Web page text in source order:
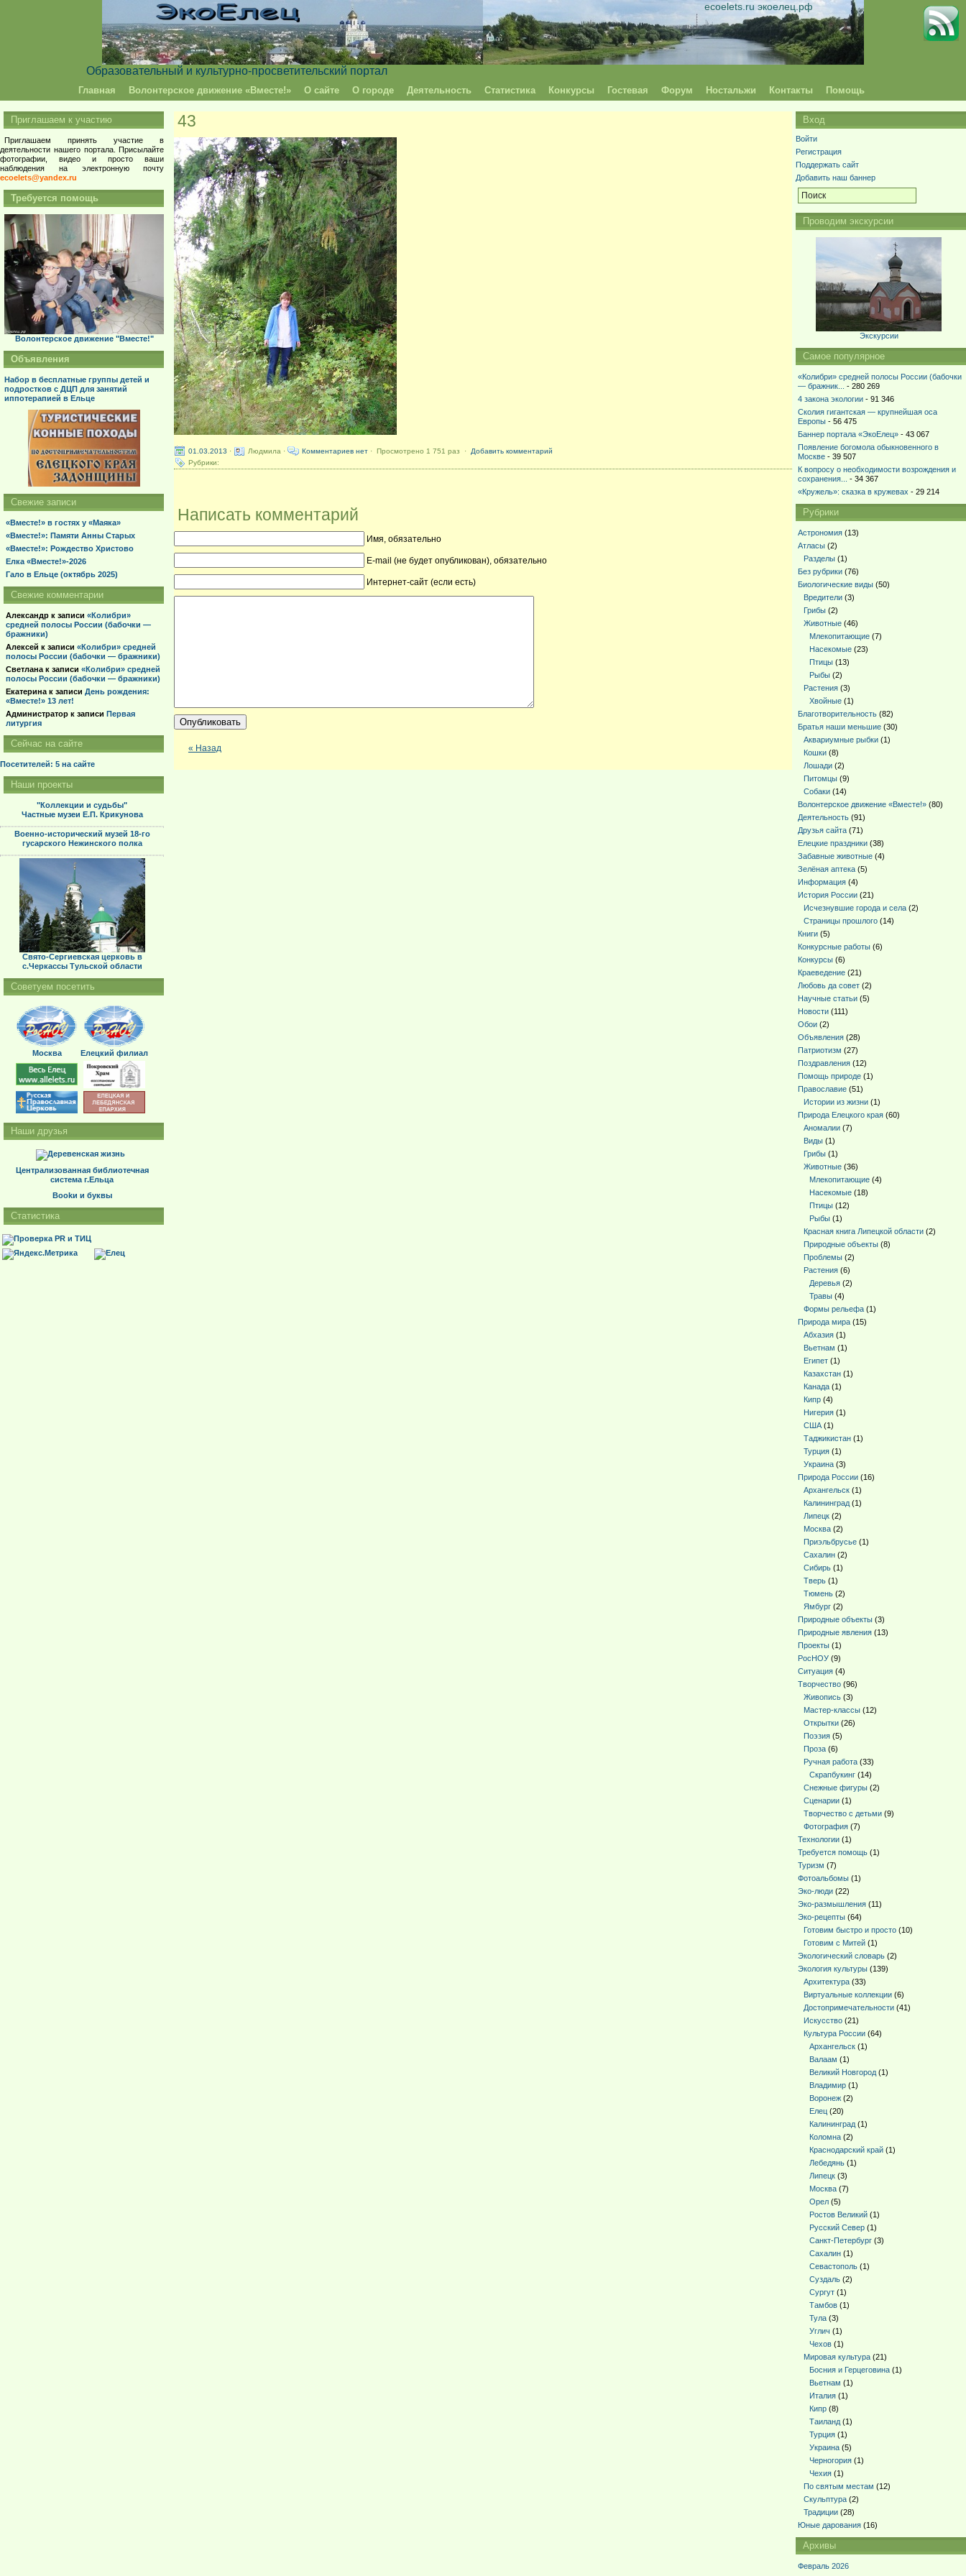
Образовательный и культурно-просветительский портал
ecoelets.ru экоелец.рф
Главная Волонтерское движение «Вместе!» О сайте О городе Деятельность Статистика Конкурсы Гостевая Форум Ностальжи Контакты Помощь
43
01.03.2013 · Людмила · Комментариев нет· Просмотрено 1 751 раз · Добавить комментарий
Рубрики:
Написать комментарий
Имя, обязательно
E-mail (не будет опубликован), обязательно
Интернет-сайт (если есть)
« Назад
Вход
Войти
Регистрация
Поддержать сайт
Добавить наш баннер
Проводим экскурсии
Экскурсии
Самое популярное
«Колибри» средней полосы России (бабочки
— бражник...
- 280 269
4 закона экологии- 91 346
Сколия гигантская — крупнейшая оса
Европы- 56 475
Баннер портала «ЭкоЕлец»- 43 067
Появление богомола обыкновенного в
Москве- 39 507
К вопросу о необходимости возрождения и
сохранения...
- 34 367
«Кружель»: сказка в кружевах - 29 214
Рубрики
Астрономия(13)
Атласы(2)
Разделы(1)
Без рубрики(76)
Биологические виды(50)
Вредители(3)
Грибы(2)
Животные(46)
Млекопитающие(7)
Насекомые(23)
Птицы(13)
Рыбы(2)
Растения(3)
Хвойные(1)
Благотворительность(82)
Братья наши меньшие(30)
Аквариумные рыбки(1)
Кошки(8)
Лошади(2)
Питомцы(9)
Собаки(14)
Волонтерское движение «Вместе!»(80)
Деятельность(91)
Друзья сайта(71)
Елецкие праздники(38)
Забавные животные(4)
Зелёная аптека(5)
Информация(4)
История России(21)
Исчезнувшие города и села(2)
Страницы прошлого(14)
Книги(5)
Конкурсные работы(6)
Конкурсы(6)
Краеведение(21)
Любовь да совет(2)
Научные статьи(5)
Новости(111)
Обои(2)
Объявления(28)
Патриотизм (27)
Поздравления(12)
Помощь природе(1)
Православие(51)
Истории из жизни(1)
Природа Елецкого края(60)
Аномалии(7)
Виды(1)
Грибы(1)
Животные(36)
Млекопитающие(4)
Насекомые(18)
Птицы(12)
Рыбы(1)
Красная книга Липецкой области(2)
Природные объекты(8)
Проблемы(2)
Растения(6)
Деревья(2)
Травы(4)
Формы рельефа(1)
Природа мира(15)
Абхазия(1)
Вьетнам (1)
Египет(1)
Казахстан(1)
Канада(1)
Кипр(4)
Нигерия(1)
США(1)
Таджикистан(1)
Турция(1)
Украина(3)
Природа России(16)
Архангельск(1)
Калининград(1)
Липецк(2)
Москва(2)
Приэльбрусье(1)
Сахалин(2)
Сибирь(1)
Тверь(1)
Тюмень(2)
Ямбург(2)
Природные объекты(3)
Природные явления(13)
Проекты(1)
РосНОУ(9)
Ситуация(4)
Творчество(96)
Живопись(3)
Мастер-классы(12)
Открытки(26)
Поэзия(5)
Проза(6)
Ручная работа(33)
Скрапбукинг(14)
Снежные фигуры(2)
Сценарии(1)
Творчество с детьми(9)
Фотография(7)
Технологии(1)
Требуется помощь(1)
Туризм (7)
Фотоальбомы(1)
Эко-люди(22)
Эко-размышления(11)
Эко-рецепты(64)
Готовим быстро и просто(10)
Готовим с Митей(1)
Экологический словарь(2)
Экология культуры(139)
Архитектура(33)
Виртуальные коллекции(6)
Достопримечательности(41)
Искусство(21)
Культура России(64)
Архангельск(1)
Валаам (1)
Великий Новгород(1)
Владимир(1)
Воронеж(2)
Елец(20)
Калининград(1)
Коломна(2)
Краснодарский край(1)
Лебедянь(1)
Липецк(3)
Москва(7)
Орел(5)
Ростов Великий(1)
Русский Север(1)
Санкт-Петербург(3)
Сахалин(1)
Севастополь(1)
Суздаль(2)
Сургут(1)
Тамбов(1)
Тула(3)
Углич (1)
Чехов(1)
Мировая культура(21)
Босния и Герцеговина(1)
Вьетнам (1)
Италия(1)
Кипр(8)
Таиланд(1)
Турция(1)
Украина(5)
Черногория(1)
Чехия(1)
По святым местам (12)
Скульптура(2)
Традиции(28)
Юные дарования(16)
Архивы
Февраль 2026
Приглашаем к участию
Приглашаем принять участие в
деятельности нашего портала. Присылайте
фотографии, видео и просто ваши
наблюдения на электронную почту
ecoelets@yandex.ru
Требуется помощь
Волонтерское движение "Вместе!"
Объявления
Набор в бесплатные группы детей и
подростков с ДЦП для занятий
иппотерапией в Ельце
Свежие записи
«Вместе!» в гостях у «Маяка»
«Вместе!»: Памяти Анны Старых
«Вместе!»: Рождество Христово
Елка «Вместе!»-2026
Гало в Ельце (октябрь 2025)
Свежие комментарии
Александр к записи «Колибри»
средней полосы России (бабочки —
бражники)
Алексей к записи «Колибри» средней
полосы России (бабочки — бражники)
Светланак записи «Колибри» средней
полосы России (бабочки — бражники)
Екатеринак записи День рождения:
«Вместе!» 13 лет!
Администратор к записи Первая
литургия
Сейчас на сайте
Посетителей: 5 на сайте
Наши проекты
"Коллекции и судьбы"
Частные музеи Е.П. Крикунова
Военно-исторический музей 18-го
гусарского Нежинского полка
Свято-Сергиевская церковь в
с.Черкассы Тульской области
Советуем посетить
Москва Елецкий филиал
Наши друзья
Централизованная библиотечная
система г.Ельца
Bookи и буквы
Статистика